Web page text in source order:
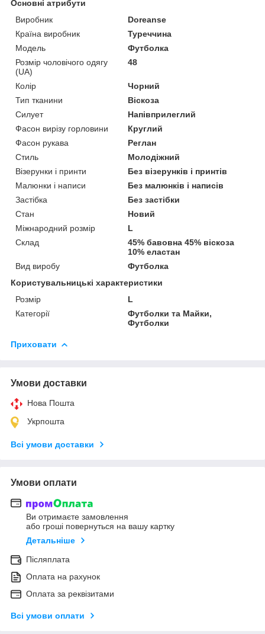
Основні атрибути
Виробник
Doreanse
Країна виробник
Туреччина
Модель
Футболка
Розмір чоловічого одягу
(UA)
48
Колір
Чорний
Тип тканини
Віскоза
Силует
Напівприлеглий
Фасон вирізу горловини
Круглий
Фасон рукава
Реглан
Стиль
Молодіжний
Візерунки і принти
Без візерунків і принтів
Малюнки і написи
Без малюнків і написів
Застібка
Без застібки
Стан
Новий
Міжнародний розмір
L
Склад
45% бавовна 45% віскоза
10% еластан
Вид виробу
Футболка
Користувальницькі характеристики
Розмір
L
Категорії
Футболки та Майки,
Футболки
Приховати
Умови доставки
Нова Пошта
Укрпошта
Всі умови доставки
Умови оплати
Ви отримаєте замовлення
або гроші повернуться на вашу картку
Детальніше
Післяплата
Оплата на рахунок
Оплата за реквізитами
Всі умови оплати